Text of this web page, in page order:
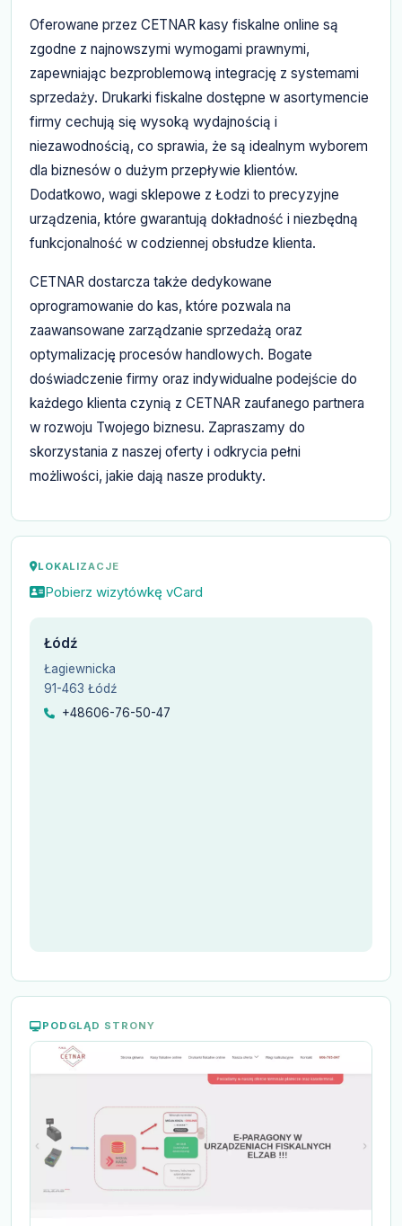
Oferowane przez CETNAR kasy fiskalne online są
zgodne z najnowszymi wymogami prawnymi,
zapewniając bezproblemową integrację z systemami
sprzedaży. Drukarki fiskalne dostępne w asortymencie
firmy cechują się wysoką wydajnością i
niezawodnością, co sprawia, że są idealnym wyborem
dla biznesów o dużym przepływie klientów.
Dodatkowo, wagi sklepowe z Łodzi to precyzyjne
urządzenia, które gwarantują dokładność i niezbędną
funkcjonalność w codziennej obsłudze klienta.
CETNAR dostarcza także dedykowane
oprogramowanie do kas, które pozwala na
zaawansowane zarządzanie sprzedażą oraz
optymalizację procesów handlowych. Bogate
doświadczenie firmy oraz indywidualne podejście do
każdego klienta czynią z CETNAR zaufanego partnera
w rozwoju Twojego biznesu. Zapraszamy do
skorzystania z naszej oferty i odkrycia pełni
możliwości, jakie dają nasze produkty.
LOKALIZACJE
Pobierz wizytówkę vCard
Łódź
Łagiewnicka
91-463 Łódź
+48606-76-50-47
PODGLĄD STRONY